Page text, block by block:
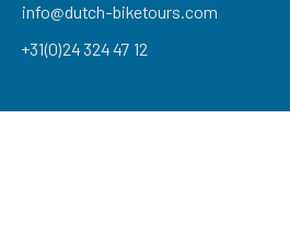
info@dutch-biketours.com
+31(0)24 324 47 12